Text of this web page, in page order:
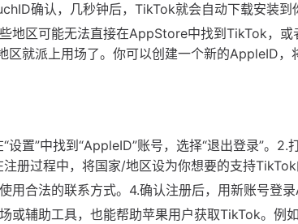
确认，几秒钟后，TikTok就会自动下载安装到
地区可能无法直接在AppStore中找到TikTok，
区就派上用场了。你可以创建一个新的AppleID
设置”中找到“AppleID”账号，选择“退出登录”。2.
册过程中，将国家/地区设为你想要的支持TikTok
用合法的联系方式。4.确认注册后，用新账号登
或辅助工具，也能帮助苹果用户获取TikTok。例